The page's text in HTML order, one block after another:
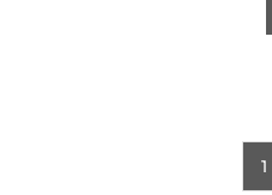
1